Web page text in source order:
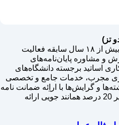
تز)
موسسه انجام پایان‌نامه (دوتز) با بیش از ۱۸ سال سابقه فعالیت
و مشاوره پایان‌نامه‌های
اساتید برجسته دانشگاه‌های
مجرب، خدمات جامع و تخصصی
و گرایش‌ها با اراِئه ضمانت نامه
کتبی و رسمی همراه با گارانتی زیر 20 درصد همانند جویی ارائه